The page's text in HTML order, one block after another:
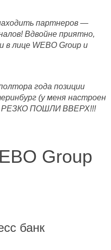
партнеров —
Вдвойне приятно,
в лице WEBO Group и
года позиции
(у меня настроен
РЕЗКО ПОШЛИ ВВЕРХ!!!
Group
банк